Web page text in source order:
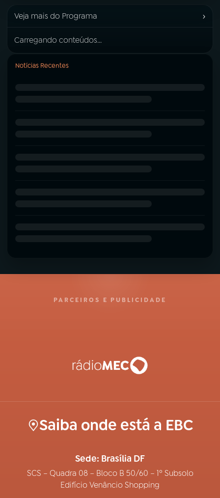
Veja mais do Programa ›
Carregando conteúdos...
Notícias Recentes
PARCEIROS E PUBLICIDADE
Saiba onde está a EBC
Sede: Brasília DF
SCS – Quadra 08 – Bloco B 50/60 – 1º Subsolo
Edifício Venâncio Shopping